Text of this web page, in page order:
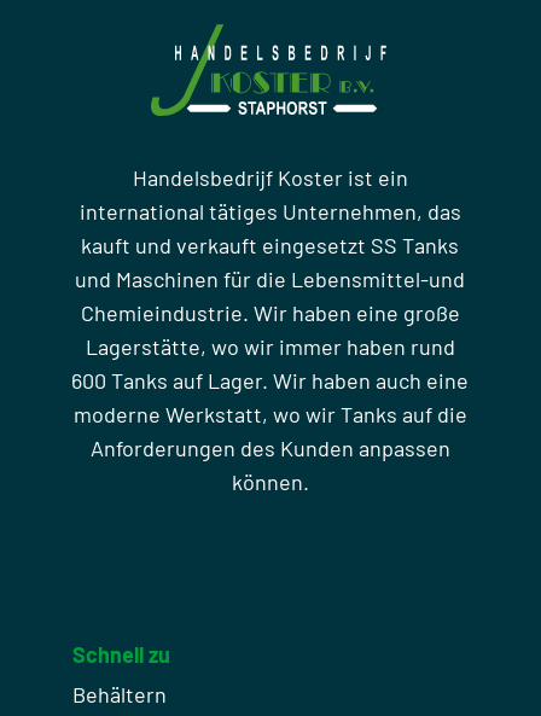
Handelsbedrijf Koster ist ein
international tätiges Unternehmen, das
kauft und verkauft eingesetzt SS Tanks
und Maschinen für die Lebensmittel-und
Chemieindustrie. Wir haben eine große
Lagerstätte, wo wir immer haben rund
600 Tanks auf Lager. Wir haben auch eine
moderne Werkstatt, wo wir Tanks auf die
Anforderungen des Kunden anpassen
können.
Schnell zu
Behältern